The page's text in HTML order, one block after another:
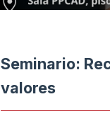
Seminario:
valores